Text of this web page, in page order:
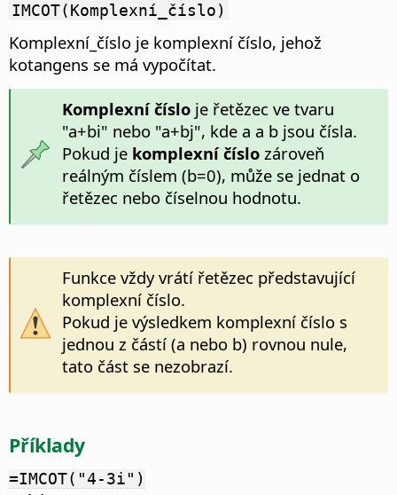
IMCOT(Komplexní_číslo)
Komplexní_číslo je komplexní číslo, jehož
kotangens se má vypočítat.
Komplexní čísloje řetězec ve tvaru
"a+bi" nebo "a+bj", kde a a b jsou čísla.
Pokud je komplexní číslozároveň
reálným číslem (b=0), může se jednat o
řetězec nebo číselnou hodnotu.
Funkce vždy vrátí řetězec představující
komplexní číslo.
Pokud je výsledkem komplexní číslo s
jednou z částí (a nebo b) rovnou nule,
tato část se nezobrazí.
Příklady
=IMCOT("4-3i")